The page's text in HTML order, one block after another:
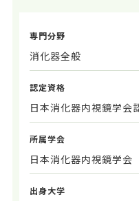
専門分野
消化器全般
認定資格
日本消化器内視鏡学会
所属学会
日本消化器内視鏡学会
出身大学